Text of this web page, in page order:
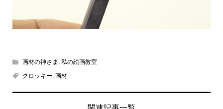
画材の神さま
私の絵画教室
クロッキー 画材